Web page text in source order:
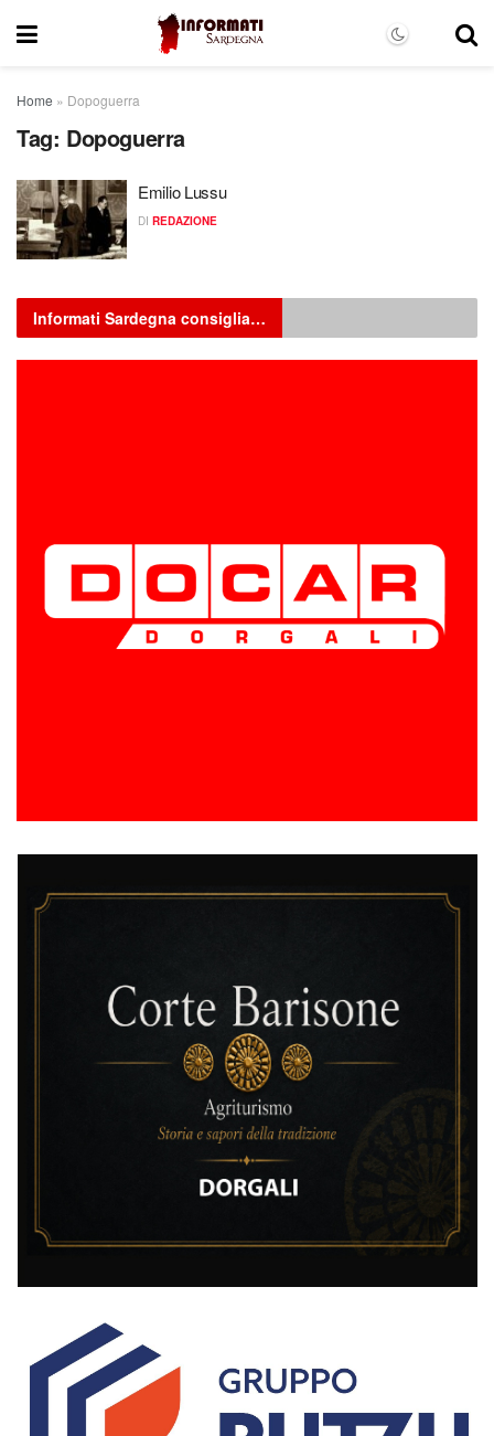
Home » Dopoguerra
Tag: Dopoguerra
Emilio Lussu
DI REDAZIONE
Informati Sardegna consiglia…